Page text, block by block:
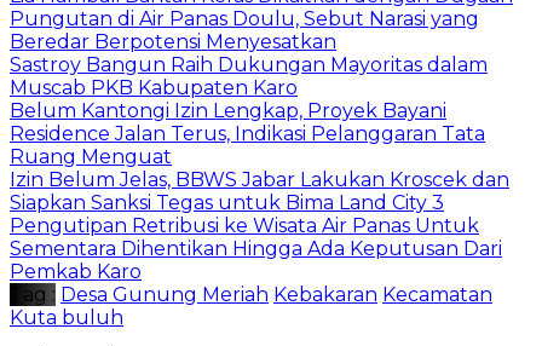
Pungutan di Air Panas Doulu, Sebut Narasi yang
Beredar Berpotensi Menyesatkan
Sastroy Bangun Raih Dukungan Mayoritas dalam
Muscab PKB Kabupaten Karo
Belum Kantongi Izin Lengkap, Proyek Bayani
Residence Jalan Terus, Indikasi Pelanggaran Tata
Ruang Menguat
Izin Belum Jelas, BBWS Jabar Lakukan Kroscek dan
Siapkan Sanksi Tegas untuk Bima Land City 3
Pengutipan Retribusi ke Wisata Air Panas Untuk
Sementara Dihentikan Hingga Ada Keputusan Dari
Pemkab Karo
Tag : Desa Gunung Meriah Kebakaran Kecamatan
Kuta buluh